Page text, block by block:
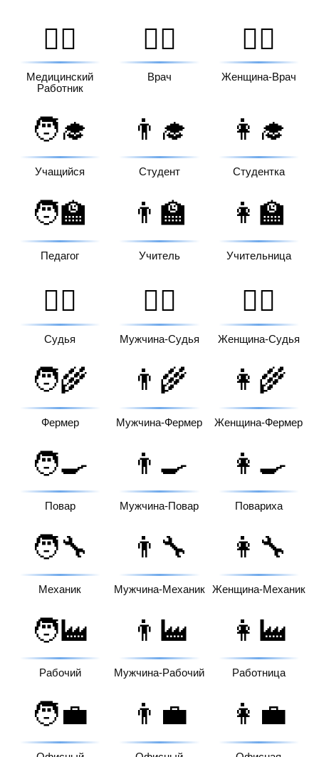
🧑‍⚕️
Медицинский
Работник
👨‍⚕️
Врач
👩‍⚕️
Женщина-Врач
🧑‍🎓
Учащийся
👨‍🎓
Студент
👩‍🎓
Студентка
🧑‍🏫
Педагог
👨‍🏫
Учитель
👩‍🏫
Учительница
🧑‍⚖️
Судья
👨‍⚖️
Мужчина-Судья
👩‍⚖️
Женщина-Судья
🧑‍🌾
Фермер
👨‍🌾
Мужчина-Фермер
👩‍🌾
Женщина-Фермер
🧑‍🍳
Повар
👨‍🍳
Мужчина-Повар
👩‍🍳
Повариха
🧑‍🔧
Механик
👨‍🔧
Мужчина-Механик
👩‍🔧
Женщина-Механик
🧑‍🏭
Рабочий
👨‍🏭
Мужчина-Рабочий
👩‍🏭
Работница
🧑‍💼 👨‍💼 👩‍💼